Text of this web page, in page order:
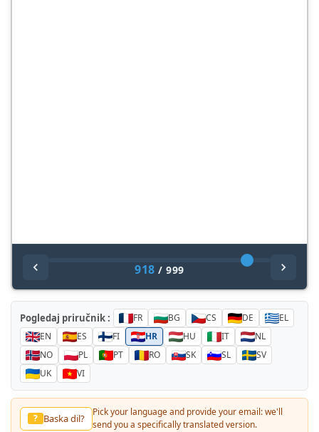
918 /999
Pogledaj priručnik : FR BG CS DE
EL
EN
ES FI HR HU IT
NL
NO
PL PT RO SK SL
SV
UK
VI
? Baska dil?
Pick your language and provide your email: we'll
send you a specifically translated version.